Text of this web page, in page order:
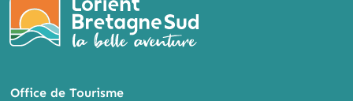
Office de Tourisme